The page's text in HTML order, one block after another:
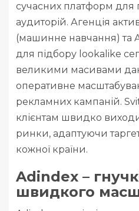
сучасних платформ для
аудиторій. Агенція
(машинне навчання) та
для підбору lookalike
великими масивами
оперативне
рекламних кампаній.
клієнтам швидко
ринки, адаптуючи
кожної країни.
Adindex –
швидкого